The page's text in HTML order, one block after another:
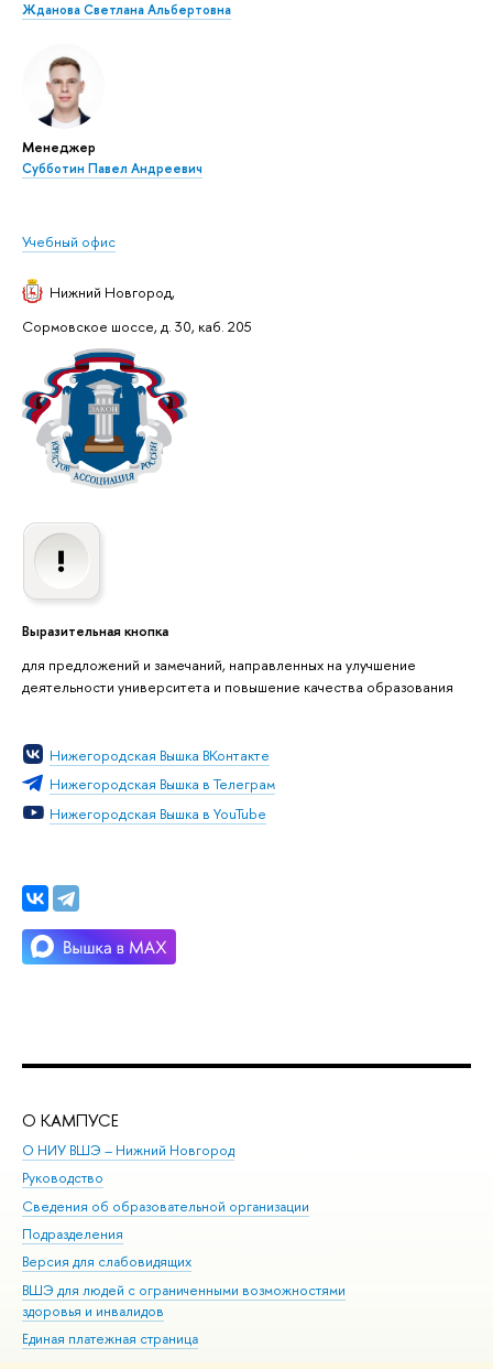
Жданова Светлана Альбертовна
Менеджер
Субботин Павел Андреевич
Учебный офис
Нижний Новгород,
Сормовское шоссе, д. 30, каб. 205
Выразительная кнопка
для предложений и замечаний, направленных на улучшение
деятельности университета и повышение качества образования
Нижегородская Вышка ВКонтакте
Нижегородская Вышка в Телеграм
Нижегородская Вышка в YouTube
О КАМПУСЕ
О НИУ ВШЭ – Нижний Новгород
Руководство
Сведения об образовательной организации
Подразделения
Версия для слабовидящих
ВШЭ для людей с ограниченными возможностями
здоровья и инвалидов
Единая платежная страница